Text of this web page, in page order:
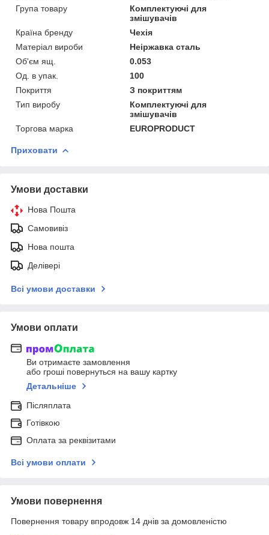
Група товару
Комплектуючі для
змішувачів
Країна бренду
Чехія
Матеріал вироби
Неіржавка сталь
Об'єм ящ.
0.053
Од. в упак.
100
Покриття
З покриттям
Тип виробу
Комплектуючі для
змішувачів
Торгова марка
EUROPRODUCT
Приховати
Умови доставки
Нова Пошта
Самовивіз
Нова пошта
Делівері
Всі умови доставки
Умови оплати
Ви отримаєте замовлення
або гроші повернуться на вашу картку
Детальніше
Післяплата
Готівкою
Оплата за реквізитами
Всі умови оплати
Умови повернення
Повернення товару впродовж 14 днів за домовленістю